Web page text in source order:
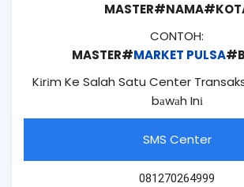
CONTOH:
MASTER#MARKET PULSA
Kіrіm Ke Salah Satu Center
bаwаh Inі
SMS Center
081270264999